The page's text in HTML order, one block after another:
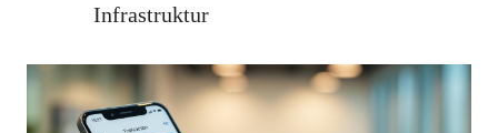
Infrastruktur